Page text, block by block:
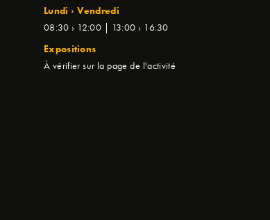
Lundi › Vendredi
08:30 › 12:00 | 13:00 › 16:30
Expositions
À vérifier sur la page de l'activité